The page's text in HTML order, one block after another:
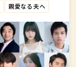
親愛なる夫へ